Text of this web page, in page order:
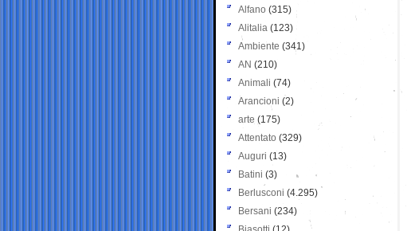
Alfano (315)
Alitalia (123)
Ambiente (341)
AN (210)
Animali (74)
Arancioni (2)
arte (175)
Attentato (329)
Auguri (13)
Batini (3)
Berlusconi (4.295)
Bersani (234)